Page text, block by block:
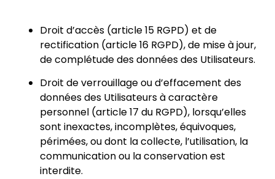
Droit d’accès (article 15 RGPD) et de
rectification (article 16 RGPD), de mise à jour,
de complétude des données des Utilisateurs.
Droit de verrouillage ou d’effacement des
données des Utilisateurs à caractère
personnel (article 17 du RGPD), lorsqu’elles
sont inexactes, incomplètes, équivoques,
périmées, ou dont la collecte, l’utilisation, la
communication ou la conservation est
interdite.